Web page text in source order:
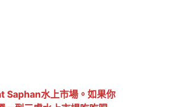
Saphan水上市場。如果你